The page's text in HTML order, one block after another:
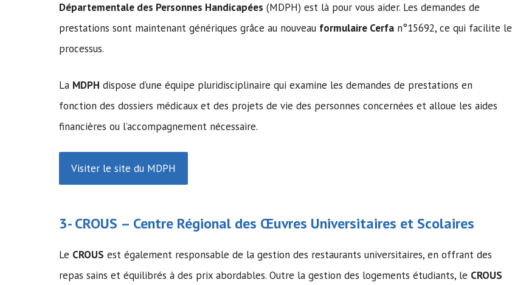
Départementale des Personnes Handicapées (MDPH) est là pour vous aider. Les demandes de
prestations sont maintenant génériques grâce au nouveau formulaire Cerfa n°15692, ce qui facilite le
processus.
La MDPH dispose d’une équipe pluridisciplinaire qui examine les demandes de prestations en
fonction des dossiers médicaux et des projets de vie des personnes concernées et alloue les aides
financières ou l’accompagnement nécessaire.
Visiter le site du MDPH
3-CROUS – Centre Régional des Œuvres Universitaires et Scolaires
Le CROUS est également responsable de la gestion des restaurants universitaires, en offrant des
repas sains et équilibrés à des prix abordables. Outre la gestion des logements étudiants, le CROUS